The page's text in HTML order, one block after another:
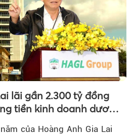
lãi gần 2.300 tỷ đồng
tiền kinh doanh dương
của Hoàng Anh Gia Lai